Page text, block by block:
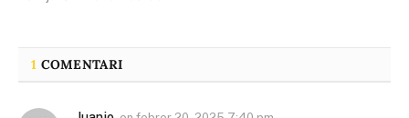
1 COMENTARI